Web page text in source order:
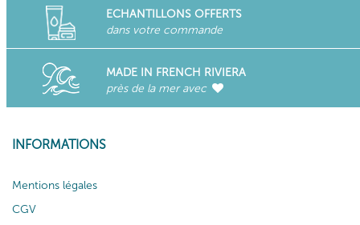
ECHANTILLONS OFFERTS
dans votre commande
MADE IN FRENCH RIVIERA
près de la mer avec
INFORMATIONS
Mentions légales
CGV